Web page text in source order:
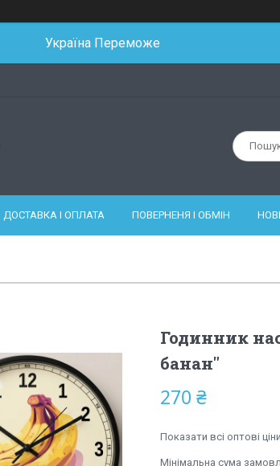
Україна Переможе
ДОСТАВКА І ОПЛАТА ПОВЕРНЕНЯ І ОБМІН
Годинник
банан"
270 ₴
Показати всі оптові ціни
Мінімальна сума